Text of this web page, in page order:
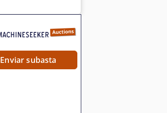
Enviar subasta